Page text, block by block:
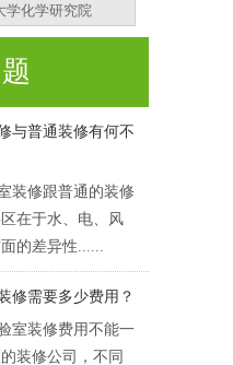
学化学研究院
普通装修有何不
修跟普通的装修
在于水、电、风
的差异性......
要多少费用？
装修费用不能一
装修公司，不同